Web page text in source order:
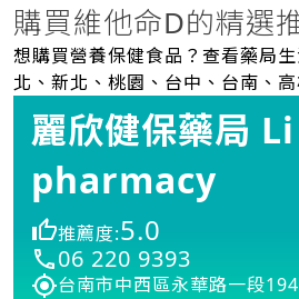
購買維他命D的精選
想購買營養保健食品？查看藥局
北、新北、桃園、台中、台南、高
麗欣健保藥局
pharmacy
推薦度:5.0
06 220 9393
台南市中西區永華路一段